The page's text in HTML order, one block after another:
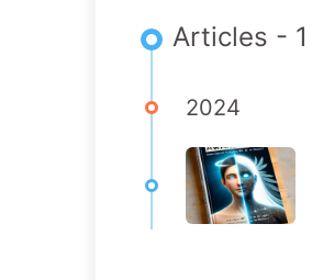
Articles - 1
2024